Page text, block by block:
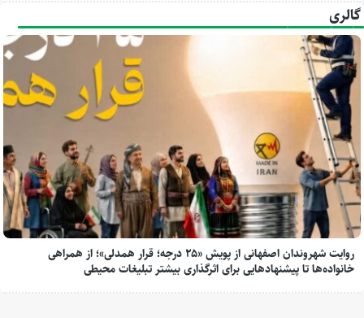
گالری
روایت شهروندان اصفهانی از پویش «۲۵ درجه؛ قرار همدلی»؛ از همراهی
خانواده‌ها تا پیشنهادهایی برای اثرگذاری بیشتر تبلیغات محیطی